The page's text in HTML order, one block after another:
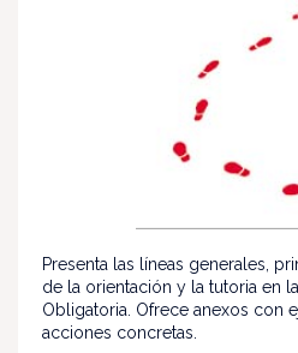
Presenta las líneas generales,
de la orientación y la tutoria en
Obligatoria. Ofrece anexos con
acciones concretas.